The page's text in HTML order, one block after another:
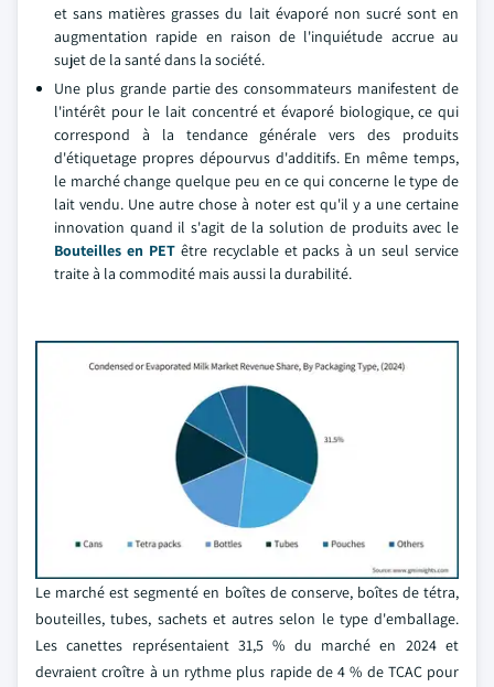
et sans matières grasses du lait évaporé non sucré sont en
augmentation rapide en raison de l'inquiétude accrue au
sujet de la santé dans la société.
Une plus grande partie des consommateurs manifestent de
l'intérêt pour le lait concentré et évaporé biologique, ce qui
correspond à la tendance générale vers des produits
d'étiquetage propres dépourvus d'additifs. En même temps,
le marché change quelque peu en ce qui concerne le type de
lait vendu. Une autre chose à noter est qu'il y a une certaine
innovation quand il s'agit de la solution de produits avec le
Bouteilles en PETêtre recyclable et packs à un seul service
traite à la commodité mais aussi la durabilité.
Le marché est segmenté en boîtes de conserve, boîtes de tétra,
bouteilles, tubes, sachets et autres selon le type d'emballage.
Les canettes représentaient 31,5 % du marché en 2024 et
devraient croître à un rythme plus rapide de 4 % de TCAC pour